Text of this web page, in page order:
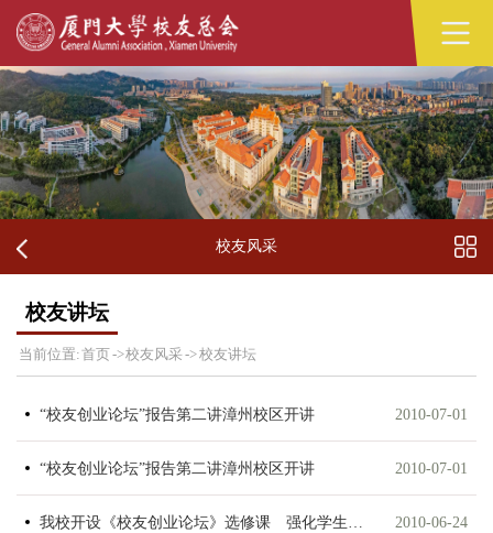
校友风采
校友讲坛
当前位置:首页->校友风采->校友讲坛
“校友创业论坛”报告第二讲漳州校区开讲 2010-07-01
“校友创业论坛”报告第二讲漳州校区开讲 2010-07-01
我校开设《校友创业论坛》选修课 强化学生创业理念和教育 2010-06-24